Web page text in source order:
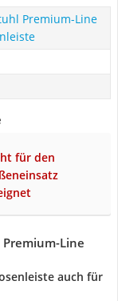
Premium-Line
für den
Line
auch für